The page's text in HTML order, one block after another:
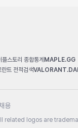
플스토리 종합통계MAPLE.GG
란트 전적검색
용
related logos are